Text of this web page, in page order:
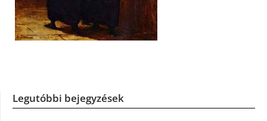
Legutóbbi bejegyzések